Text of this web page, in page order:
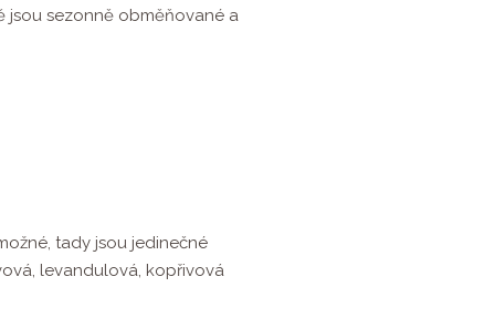
jsou sezonně obměňované a
tady jsou jedinečné
levandulová, kopřivová